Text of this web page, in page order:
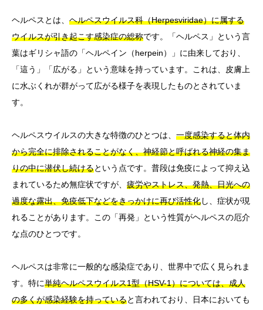
ヘルペスとは、 ヘルペスウイルス科（Herpesviridae）に属する
ウイルスが引き起こす感染症の総称です。「ヘルペス」という言
葉はギリシャ語の「ヘルペイン（herpein）」に由来しており、
「這う」「広がる」という意味を持っています。これは、皮膚上
に水ぶくれが群がって広がる様子を表現したものとされていま
す。
ヘルペスウイルスの大きな特徴のひとつは、 一度感染すると体内
から完全に排除されることがなく、神経節と呼ばれる神経の集ま
りの中に潜伏し続けるという点です。普段は免疫によって抑え込
まれているため無症状ですが、 疲労やストレス、発熱、日光への
過度な露出、免疫低下などをきっかけに再び活性化し、症状が現
れることがあります。この「再発」という性質がヘルペスの厄介
な点のひとつです。
ヘルペスは非常に一般的な感染症であり、世界中で広く見られま
す。特に単純ヘルペスウイルス1型（HSV-1）については、成人
の多くが感染経験を持っていると言われており、日本においても